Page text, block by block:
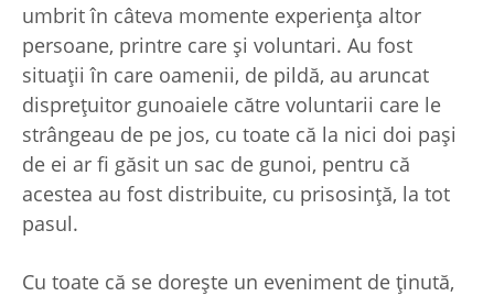
umbrit în câteva momente experiența altor
persoane, printre care și voluntari. Au fost
situații în care oamenii, de pildă, au aruncat
disprețuitor gunoaiele către voluntarii care le
strângeau de pe jos, cu toate că la nici doi pași
de ei ar fi găsit un sac de gunoi, pentru că
acestea au fost distribuite, cu prisosință, la tot
pasul.
Cu toate că se dorește un eveniment de ținută,